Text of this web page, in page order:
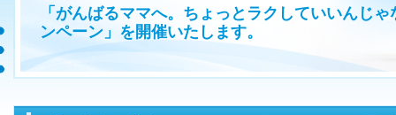
「がんばるママへ。ちょっとラクしていいんじ
ンペーン」を開催いたします。